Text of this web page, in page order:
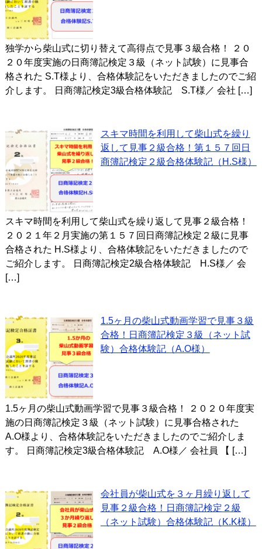
独学から柴山式に切り替えて高得点で見事３級合格！ ２０
２０年度実施の日商簿記検定３級（ネット試験）に見事合
格された S.T様より、合格体験記をいただきましたのでご紹
介します。 日商簿記検定3級合格体験記 S.T様／ 会社 […]
スキマ時間を利用して柴山式を繰り
返して見事２級合格！第１５７回日
商簿記検定２級合格体験記（H.S様）
スキマ時間を利用して柴山式を繰り返して見事２級合格！
２０２１年２月実施の第１５７回日商簿記検定２級に見事
合格された H.S様より、合格体験記をいただきましたので
ご紹介します。 日商簿記検定2級合格体験記 H.S様／ 会
[…]
1.5ヶ月の柴山式動画学習で見事３級
合格！日商簿記検定３級（ネット試
験）合格体験記（A.O様）
1.5ヶ月の柴山式動画学習で見事３級合格！ ２０２０年度実
施の日商簿記検定３級（ネット試験）に見事合格された
A.O様より、合格体験記をいただきましたのでご紹介しま
す。 日商簿記検定3級合格体験記 A.O様／ 会社員 【 […]
会社員が柴山式を３ヶ月繰り返して
見事２級合格！日商簿記検定２級
（ネット試験）合格体験記（K.K様）